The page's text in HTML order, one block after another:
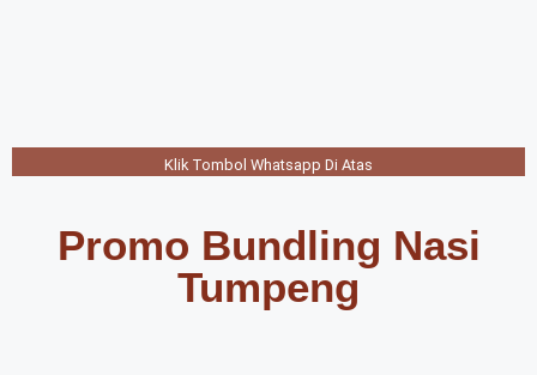
Klik Tombol Whatsapp Di Atas
Promo Bundling Nasi
Tumpeng​